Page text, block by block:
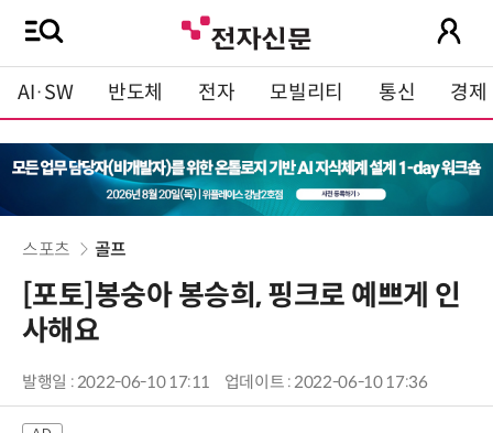
AI·SW 반도체 전자 모빌리티 통신 경제
스포츠 골프
[포토]봉숭아 봉승희, 핑크로 예쁘게 인
사해요
발행일 : 2022-06-10 17:11 업데이트 : 2022-06-10 17:36